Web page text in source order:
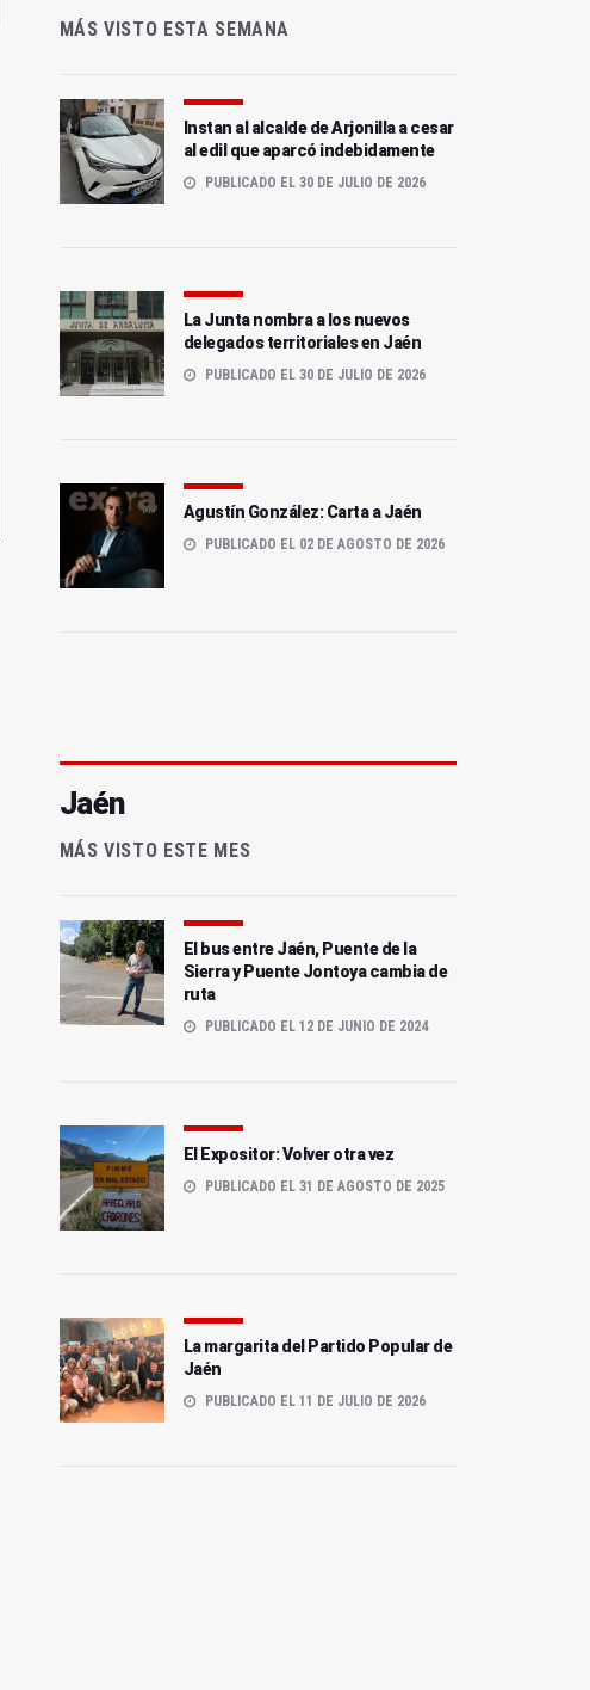
MÁS VISTO ESTA SEMANA
Instan al alcalde de Arjonilla a cesar
al edil que aparcó indebidamente
PUBLICADO EL 30 DE JULIO DE 2026
La Junta nombra a los nuevos
delegados territoriales en Jaén
PUBLICADO EL 30 DE JULIO DE 2026
Agustín González: Carta a Jaén
PUBLICADO EL 02 DE AGOSTO DE 2026
Jaén
MÁS VISTO ESTE MES
El bus entre Jaén, Puente de la
Sierra y Puente Jontoya cambia de
ruta
PUBLICADO EL 12 DE JUNIO DE 2024
El Expositor: Volver otra vez
PUBLICADO EL 31 DE AGOSTO DE 2025
La margarita del Partido Popular de
Jaén
PUBLICADO EL 11 DE JULIO DE 2026